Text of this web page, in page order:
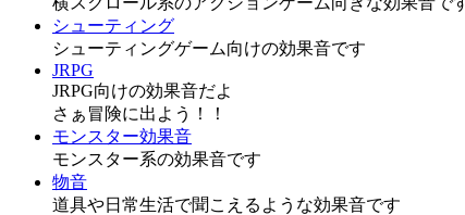
シューティング
シューティングゲーム向けの効果音です
JRPG
JRPG向けの効果音だよ
さぁ冒険に出よう！！
モンスター効果音
モンスター系の効果音です
物音
道具や日常生活で聞こえるような効果音です